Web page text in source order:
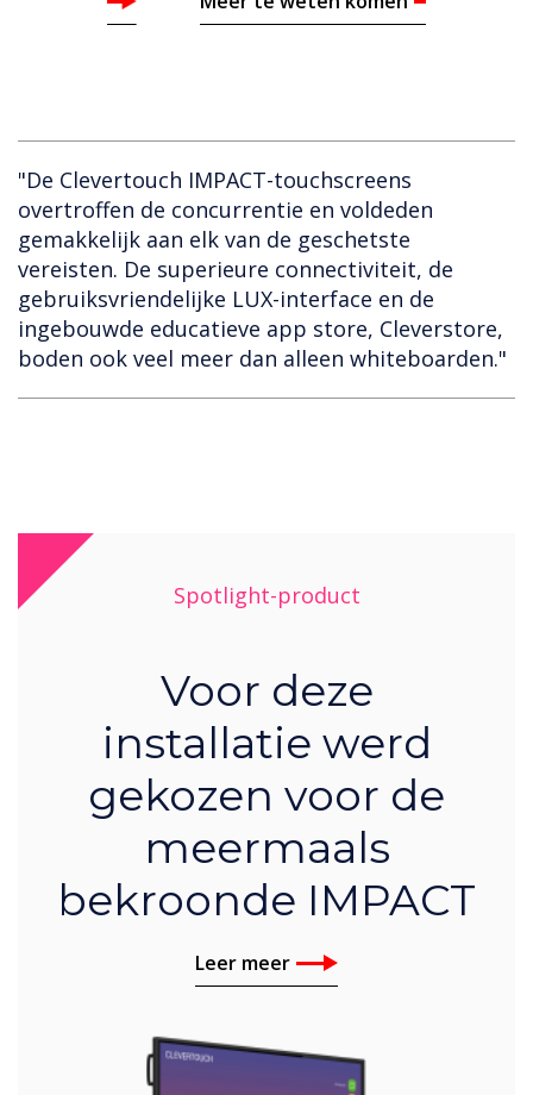
"De Clevertouch IMPACT-touchscreens
overtroffen de concurrentie en voldeden
gemakkelijk aan elk van de geschetste
vereisten. De superieure connectiviteit, de
gebruiksvriendelijke LUX-interface en de
ingebouwde educatieve app store, Cleverstore,
boden ook veel meer dan alleen whiteboarden."
Spotlight-product
Voor deze
installatie werd
gekozen voor de
meermaals
bekroonde IMPACT
Leer meer